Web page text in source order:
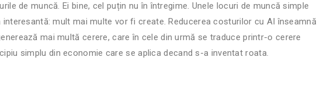
de muncă. Ei bine, cel puțin nu în întregime. Unele locuri de muncă simple
mult mai multe vor fi create. Reducerea costurilor cu AI înseamnă
mai multă cerere, care în cele din urmă se traduce printr-o cerere
simplu din economie care se aplica decand s-a inventat roata.